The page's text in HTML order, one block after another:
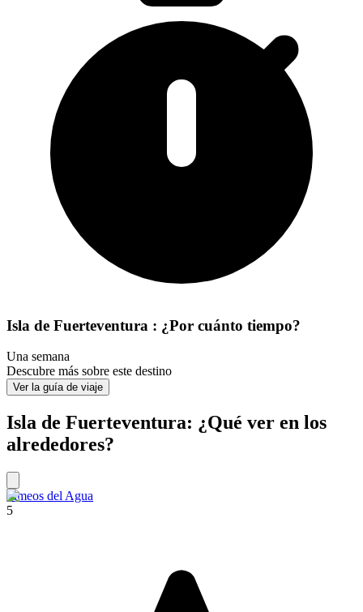
Isla de Fuerteventura : ¿Por cuánto tiempo?
Una semana
Descubre más sobre este destino
Ver la guía de viaje
Isla de Fuerteventura: ¿Qué ver en los
alrededores?
Jameos del Agua
5